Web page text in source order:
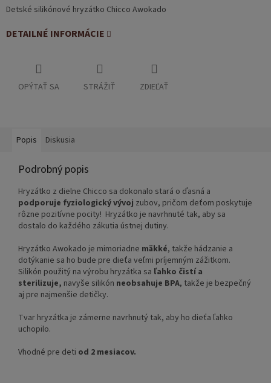
Detské silikónové hryzátko Chicco Awokado
DETAILNÉ INFORMÁCIE
OPÝTAŤ SA STRÁŽIŤ ZDIEĽAŤ
Popis Diskusia
Podrobný popis
Hryzátko z dielne Chicco sa dokonalo stará o ďasná a
podporuje fyziologický vývoj zubov, pričom deťom poskytuje
rôzne pozitívne pocity! Hryzátko je navrhnuté tak, aby sa
dostalo do každého zákutia ústnej dutiny.
Hryzátko Awokado je mimoriadne mäkké, takže hádzanie a
dotýkanie sa ho bude pre dieťa veľmi príjemným zážitkom.
Silikón použitý na výrobu hryzátka sa ľahko čistí a
sterilizuje, navyše silikón neobsahuje BPA, takže je bezpečný
aj pre najmenšie detičky.
Tvar hryzátka je zámerne navrhnutý tak, aby ho dieťa ľahko
uchopilo.
Vhodné pre deti od 2 mesiacov.